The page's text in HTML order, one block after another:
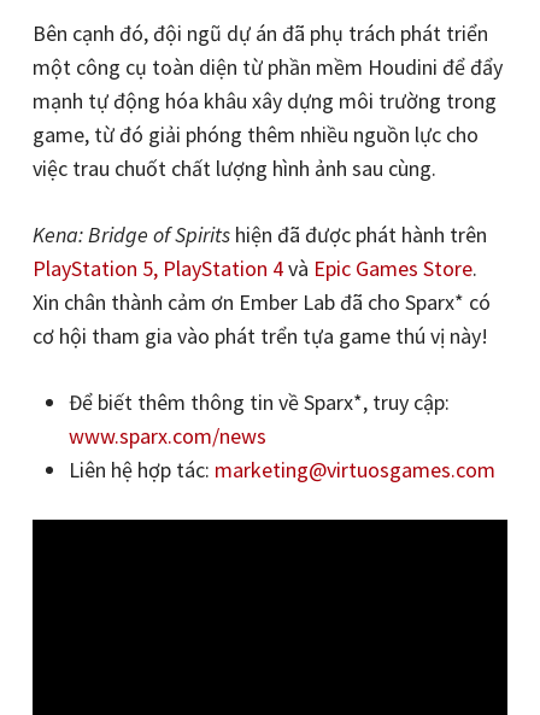
Bên cạnh đó, đội ngũ dự án đã phụ trách phát triển
một công cụ toàn diện từ phần mềm Houdini để đẩy
mạnh tự động hóa khâu xây dựng môi trường trong
game, từ đó giải phóng thêm nhiều nguồn lực cho
việc trau chuốt chất lượng hình ảnh sau cùng.
Kena: Bridge of Spiritshiện đã được phát hành trên
PlayStation 5, PlayStation 4và Epic Games Store.
Xin chân thành cảm ơn Ember Lab đã cho Sparx* có
cơ hội tham gia vào phát trển tựa game thú vị này!
Để biết thêm thông tin về Sparx*, truy cập:
www.sparx.com/news
Liên hệ hợp tác: marketing@virtuosgames.com